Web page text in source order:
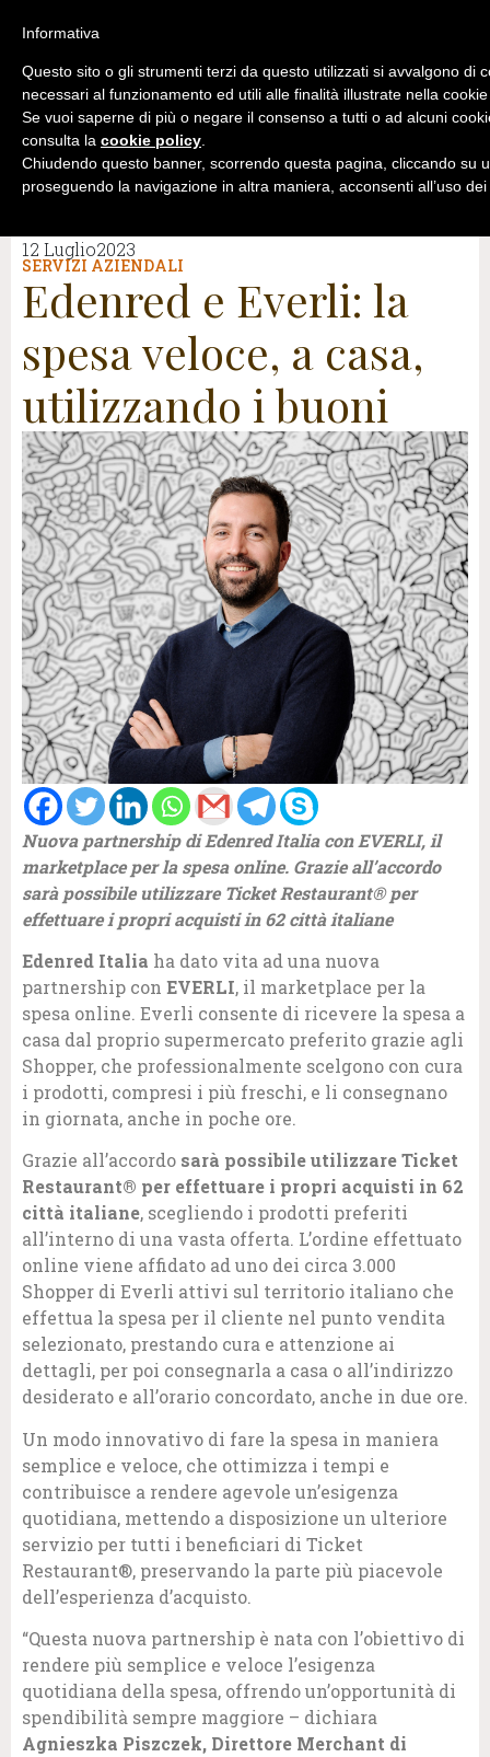
12 Luglio2023
SERVIZI AZIENDALI
Edenred e Everli: la
spesa veloce, a casa,
utilizzando i buoni
Nuova partnership di Edenred Italia con EVERLI, il
marketplace per la spesa online. Grazie all’accordo
sarà possibile utilizzare Ticket Restaurant® per
effettuare i propri acquisti in 62 città italiane
Edenred Italia ha dato vita ad una nuova
partnership con EVERLI, il marketplace per la
spesa online. Everli consente di ricevere la spesa a
casa dal proprio supermercato preferito grazie agli
Shopper, che professionalmente scelgono con cura
i prodotti, compresi i più freschi, e li consegnano
in giornata, anche in poche ore.
Grazie all’accordo sarà possibile utilizzare Ticket
Restaurant® per effettuare i propri acquisti in 62
città italiane, scegliendo i prodotti preferiti
all’interno di una vasta offerta. L’ordine effettuato
online viene affidato ad uno dei circa 3.000
Shopper di Everli attivi sul territorio italiano che
effettua la spesa per il cliente nel punto vendita
selezionato, prestando cura e attenzione ai
dettagli, per poi consegnarla a casa o all’indirizzo
desiderato e all’orario concordato, anche in due ore.
Un modo innovativo di fare la spesa in maniera
semplice e veloce, che ottimizza i tempi e
contribuisce a rendere agevole un’esigenza
quotidiana, mettendo a disposizione un ulteriore
servizio per tutti i beneficiari di Ticket
Restaurant®, preservando la parte più piacevole
dell’esperienza d’acquisto.
“Questa nuova partnership è nata con l’obiettivo di
rendere più semplice e veloce l’esigenza
quotidiana della spesa, offrendo un’opportunità di
spendibilità sempre maggiore – dichiara
Agnieszka Piszczek, Direttore Merchant di
Informativa
Questo sito o gli strumenti terzi da questo utilizzati si avvalgono di
necessari al funzionamento ed utili alle finalità illustrate nella
Se vuoi saperne di più o negare il consenso a tutti o ad alcuni
consulta la cookie policy.
Chiudendo questo banner, scorrendo questa pagina, cliccando su
proseguendo la navigazione in altra maniera, acconsenti all’uso